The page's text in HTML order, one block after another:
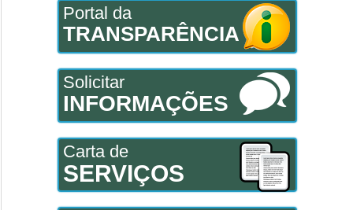
Portal da
TRANSPARÊNCIA
Solicitar
INFORMAÇÕES
Carta de
SERVIÇOS